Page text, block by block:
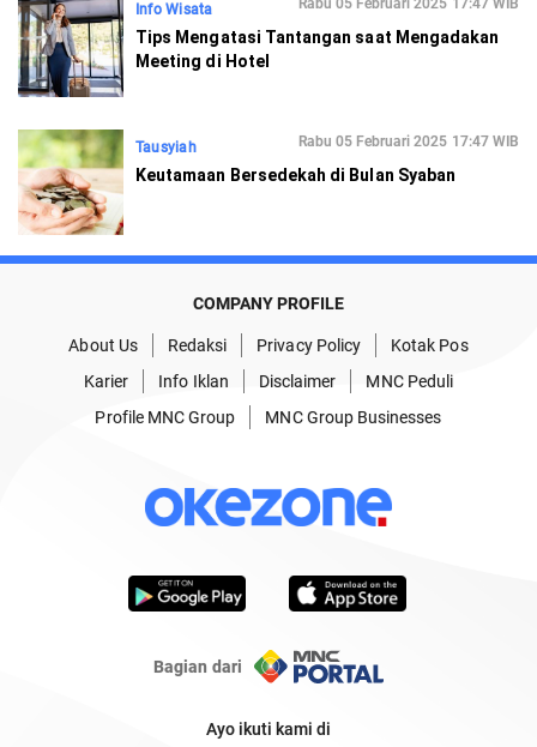
Info Wisata
Tips Mengatasi Tantangan saat Mengadakan
Meeting di Hotel
Tausyiah Rabu 05 Februari 2025 17:47 WIB
Keutamaan Bersedekah di Bulan Syaban
COMPANY PROFILE
About Us Redaksi Privacy Policy
Kotak Pos
Karier
Info Iklan Disclaimer
MNC Peduli
Profile MNC Group
MNC Group Businesses
Bagian dari
Ayo ikuti kami di